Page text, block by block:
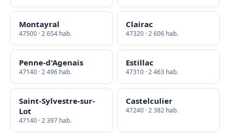
Montayral
47500 · 2 654 hab.
Clairac
47320 · 2 606 hab.
Penne-d'Agenais
47140 · 2 496 hab.
Estillac
47310 · 2 463 hab.
Saint-Sylvestre-sur-
Lot
47140 · 2 397 hab.
Castelculier
47240 · 2 382 hab.